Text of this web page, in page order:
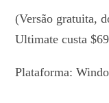
(Versão gratuita,
Ultimate custa
Plataforma: